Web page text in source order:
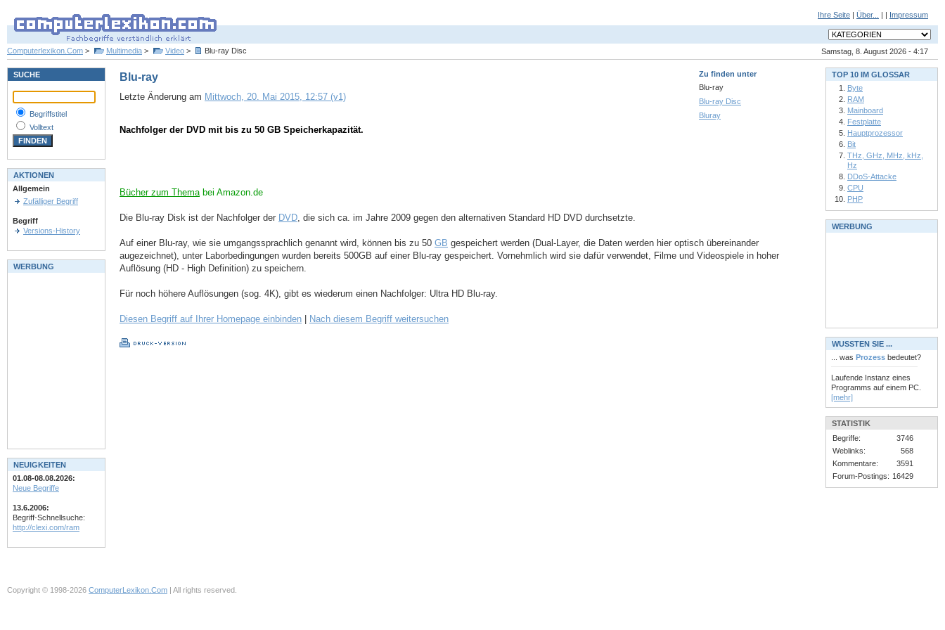
Ihre Seite | Über... | | Impressum
Samstag, 8. August 2026 - 4:17
Computerlexikon.Com > Multimedia > Video > Blu-ray Disc
Zu finden unter
Blu-ray
Blu-ray Disc
Bluray
Blu-ray
Letzte Änderung am Mittwoch, 20. Mai 2015, 12:57 (v1)
Nachfolger der DVD mit bis zu 50 GB Speicherkapazität.
Bücher zum Themabei Amazon.de
Die Blu-ray Disk ist der Nachfolger der DVD, die sich ca. im Jahre 2009 gegen den alternativen Standard HD DVD durchsetzte.
Auf einer Blu-ray, wie sie umgangssprachlich genannt wird, können bis zu 50 GB gespeichert werden (Dual-Layer, die Daten werden hier optisch übereinander
augezeichnet), unter Laborbedingungen wurden bereits 500GB auf einer Blu-ray gespeichert. Vornehmlich wird sie dafür verwendet, Filme und Videospiele in hoher
Auflösung (HD - High Definition) zu speichern.
Für noch höhere Auflösungen (sog. 4K), gibt es wiederum einen Nachfolger: Ultra HD Blu-ray.
Diesen Begriff auf Ihrer Homepage einbinden Nach diesem Begriff weitersuchen
SUCHE
Begriffstitel
Volltext
AKTIONEN
Allgemein
Zufälliger Begriff
Begriff
Versions-History
WERBUNG
NEUIGKEITEN
01.08-08.08.2026:
Neue Begriffe
13.6.2006:
Begriff-Schnellsuche:
http://clexi.com/ram
TOP 10 IM GLOSSAR
Byte
RAM
Mainboard
Festplatte
Hauptprozessor
Bit
THz, GHz, MHz, kHz,
Hz
DDoS-Attacke
CPU
PHP
WERBUNG
WUSSTEN SIE ...
... was Prozess bedeutet?
Laufende Instanz eines
Programms auf einem PC.
[mehr]
STATISTIK
Begriffe:
3746
Weblinks:
568
Kommentare:
3591
Forum-Postings: 16429
Copyright © 1998-2026 ComputerLexikon.Com | All rights reserved.